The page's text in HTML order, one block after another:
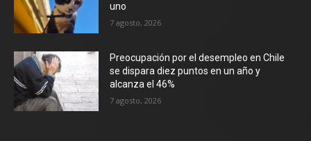
uno
7 agosto, 2026
Preocupación por el desempleo en Chile
se dispara diez puntos en un año y
alcanza el 46%
7 agosto, 2026